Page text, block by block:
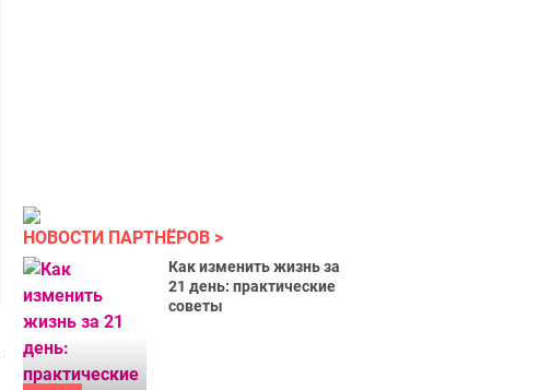
НОВОСТИ ПАРТНЁРОВ
Как изменить жизнь за
21 день: практические
советы